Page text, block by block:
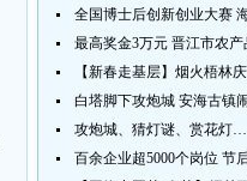
【新春走基层】烟火梧林
白塔脚下攻炮城 安海古镇
百余企业超5000个岗位 节